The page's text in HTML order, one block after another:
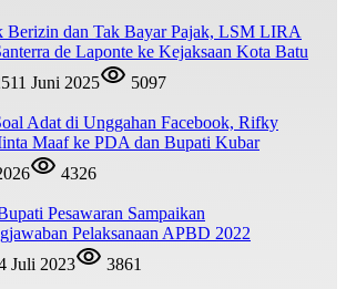
Berizin dan Tak Bayar Pajak, LSM LIRA
de Laponte ke Kejaksaan Kota Batu
11 Juni 2025
5097
Adat di Unggahan Facebook, Rifky
Maaf ke PDA dan Bupati Kubar
4326
Pesawaran Sampaikan
Pelaksanaan APBD 2022
Juli 2023
3861